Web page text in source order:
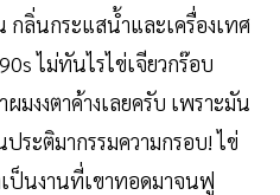
กลิ่นกระแสน้ำและเครื่องเทศ
ไม่ทันไรไข่เจียวกร๊อบ
มงงตาค้างเลยครับ เพราะมัน
ระติมากรรมความกรอบ! ไข่
ป็นงานที่เขาทอดมาจนฟู